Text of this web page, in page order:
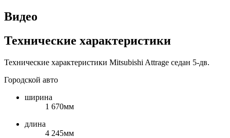
Видео
Технические характеристики
Технические характеристики Mitsubishi Attrage седан 5-дв.
Городской авто
ширина
1 670мм
длина
4 245мм